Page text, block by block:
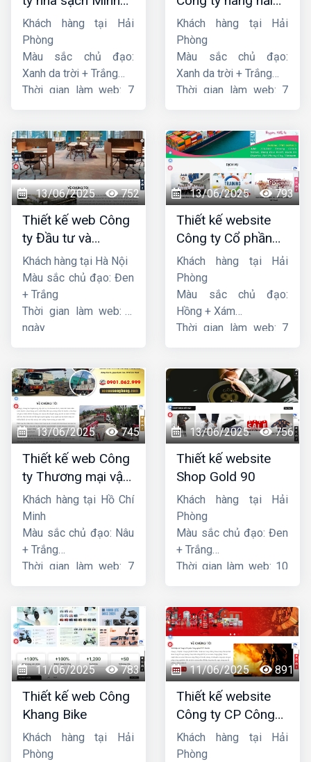
Dương
Khách hàng tại Hải
Phòng
Màu sắc chủ đạo:
Xanh da trời + Trắng
Thời gian làm web: 7
liên minh
Khách hàng tại Hải
Phòng
Màu sắc chủ đạo:
Xanh da trời + Trắng
Thời gian làm web: 7
13/06/2025 752
Thiết kế web Công
ty Đầu tư và
Thương mại Five-
Star
Khách hàng tại Hà Nội
Màu sắc chủ đạo: Đen
+ Trắng
Thời gian làm web: 7
ngày
13/06/2025 793
Thiết kế website
Công ty Cổ phần
dịch vụ hàng hải
Sen
Khách hàng tại Hải
Phòng
Màu sắc chủ đạo:
Hồng + Xám
Thời gian làm web: 7
13/06/2025 745
Thiết kế web Công
ty Thương mại vận
tải Song Bằng
Khách hàng tại Hồ Chí
Minh
Màu sắc chủ đạo: Nâu
+ Trắng
Thời gian làm web: 7
13/06/2025 756
Thiết kế website
Shop Gold 90
Khách hàng tại Hải
Phòng
Màu sắc chủ đạo: Đen
+ Trắng
Thời gian làm web: 10
11/06/2025 783
Thiết kế web Công
Khang Bike
Khách hàng tại Hải
Phòng
11/06/2025 891
Thiết kế website
Công ty CP Công
nghệ PCCC Bắc Hà
Khách hàng tại Hải
Phòng